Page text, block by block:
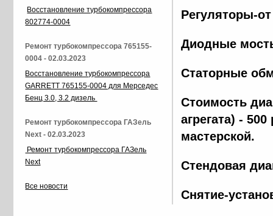
Регуляторы-
Диодные
Статорные
Стоимость
агрегата) -
мастерской.
Стендовая
Снятие-
Восстановление турбокомпрессора
802774-0004
Ремонт турбокомпрессора 765155-
0004 - 02.03.2023
Восстановление турбокомпрессора
GARRETT 765155-0004 для Мерседес
Бенц 3.0, 3.2 дизель
Ремонт турбокомпрессора ГАЗель
Next - 02.03.2023
Ремонт турбокомпрессора ГАЗель
Next
Все новости